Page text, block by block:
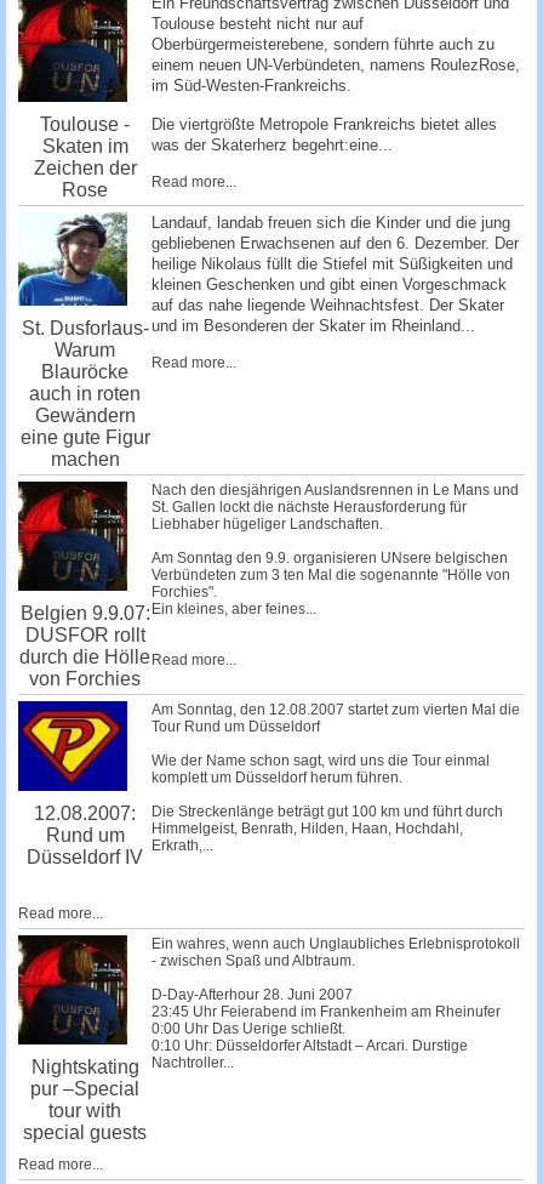
Toulouse -
Skaten im
Zeichen der
Rose
Toulouse besteht nicht nur auf
Oberbürgermeisterebene, sondern führte auch zu
einem neuen UN-Verbündeten, namens RoulezRose,
im Süd-Westen-Frankreichs.
Die viertgrößte Metropole Frankreichs bietet alles
was der Skaterherz begehrt:eine...
Read more...
St. Dusforlaus-
Warum
Blauröcke
auch in roten
Gewändern
eine gute Figur
machen
Landauf, landab freuen sich die Kinder und die jung
gebliebenen Erwachsenen auf den 6. Dezember. Der
heilige Nikolaus füllt die Stiefel mit Süßigkeiten und
kleinen Geschenken und gibt einen Vorgeschmack
auf das nahe liegende Weihnachtsfest. Der Skater
und im Besonderen der Skater im Rheinland...
Read more...
Belgien 9.9.07:
DUSFOR rollt
durch die Hölle
von Forchies
Nach den diesjährigen Auslandsrennen in Le Mans und
St. Gallen lockt die nächste Herausforderung für
Liebhaber hügeliger Landschaften.
Am Sonntag den 9.9. organisieren UNsere belgischen
Verbündeten zum 3 ten Mal die sogenannte "Hölle von
Forchies".
Ein kleines, aber feines...
Read more...
12.08.2007:
Rund um
Düsseldorf IV
Am Sonntag, den 12.08.2007 startet zum vierten Mal die
Tour Rund um Düsseldorf
Wie der Name schon sagt, wird uns die Tour einmal
komplett um Düsseldorf herum führen.
Die Streckenlänge beträgt gut 100 km und führt durch
Himmelgeist, Benrath, Hilden, Haan, Hochdahl,
Erkrath,...
Read more...
Nightskating
pur –Special
tour with
special guests
Ein wahres, wenn auch Unglaubliches Erlebnisprotokoll
- zwischen Spaß und Albtraum.
D-Day-Afterhour 28. Juni 2007
23:45 Uhr Feierabend im Frankenheim am Rheinufer
0:00 Uhr Das Uerige schließt.
0:10 Uhr: Düsseldorfer Altstadt – Arcari. Durstige
Nachtroller...
Read more...